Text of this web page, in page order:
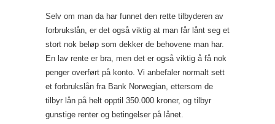
Selv om man da har funnet den rette tilbyderen av
forbrukslån, er det også viktig at man får lånt seg et
stort nok beløp som dekker de behovene man har.
En lav rente er bra, men det er også viktig å få nok
penger overført på konto. Vi anbefaler normalt sett
et forbrukslån fra Bank Norwegian, ettersom de
tilbyr lån på helt opptil 350.000 kroner, og tilbyr
gunstige renter og betingelser på lånet.